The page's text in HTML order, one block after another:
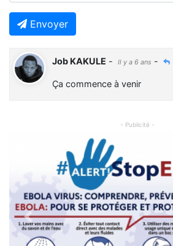
Envoyer
Job KAKULE - Il y a 6 ans -
Ça commence à venir
- Publicité -
Previous